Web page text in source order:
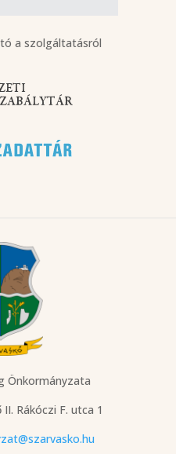
a szolgáltatásról
Önkormányzata
II. Rákóczi F. utca 1